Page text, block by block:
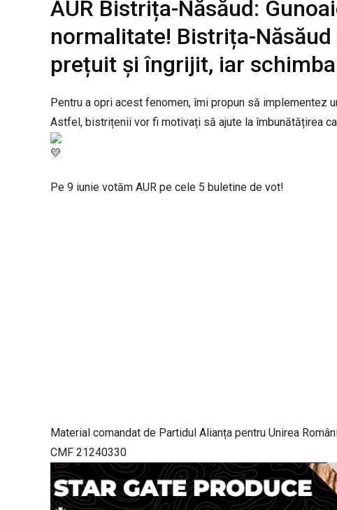
AUR Bistrița-Năsăud:
normalitate! Bistrița-
prețuit și îngrijit, iar
Pentru a opri acest fenomen, îmi propun să implementez
Astfel, bistrițenii vor fi motivați să ajute la îmbunătățirea
Pe 9 iunie votăm AUR pe cele 5 buletine de vot!
Material comandat de Partidul Alianța pentru Unirea
CMF 21240330